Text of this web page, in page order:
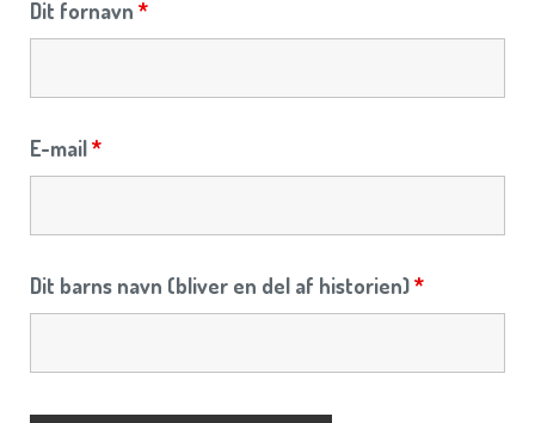
Dit fornavn *
E-mail*
Dit barns navn (bliver en del af historien)*